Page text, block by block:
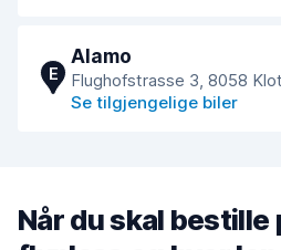
E
Alamo
Flughofstrasse 3, 8058
Se tilgjengelige biler
Når du skal bestille